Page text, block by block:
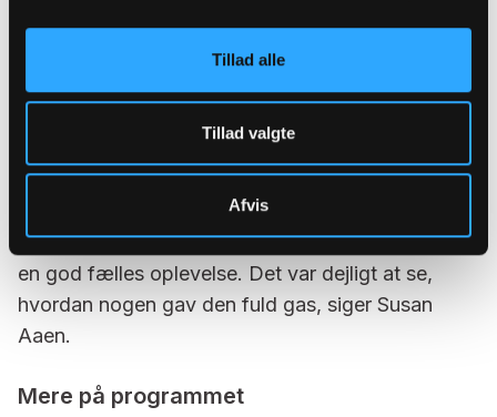
Tillad alle
Tillad valgte
Afvis
hun også, hvordan nogle af drengene i kirken blev
grebet af stemningen og sang igennem for fuld
udblæsning.
- Det er altid en udfordring at få konfirmander til
at synge, men jeg synes, vi lykkedes med at have
en god fælles oplevelse. Det var dejligt at se,
hvordan nogen gav den fuld gas, siger Susan
Aaen.
Mere på programmet